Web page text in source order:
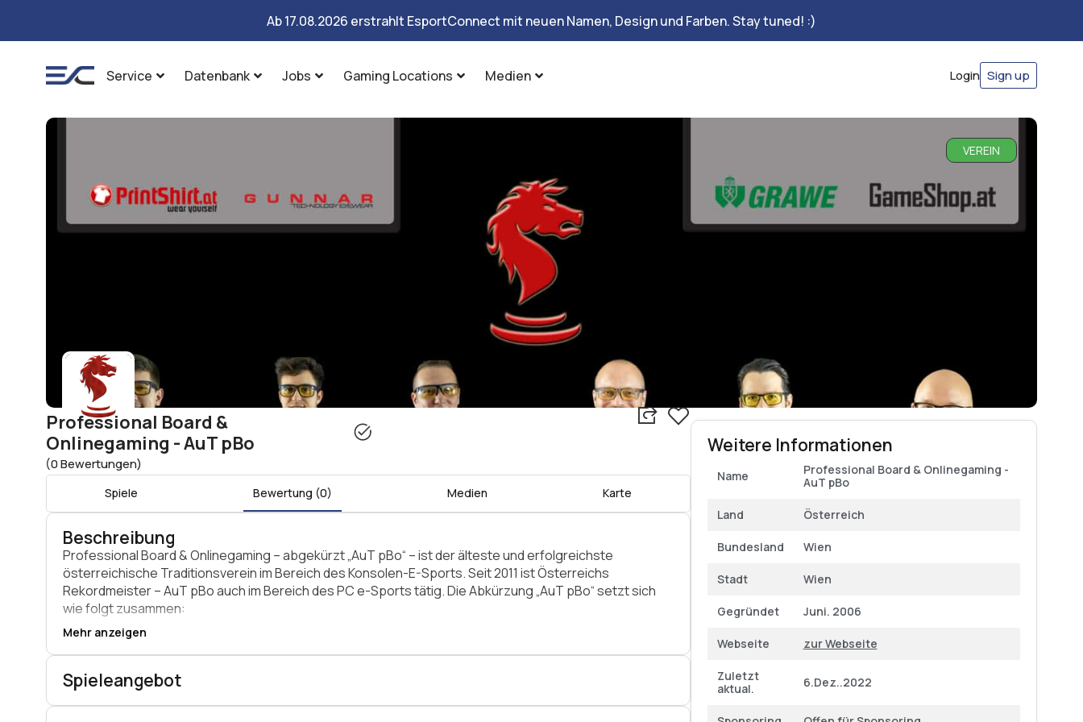
Ab 17.08.2026 erstrahlt EsportConnect mit neuen Namen, Design und Farben. Stay tuned! :)
Service Datenbank Jobs Gaming Locations Medien Login Sign up
VEREIN
Professional Board &
Onlinegaming - AuT pBo
(0 Bewertungen)
Spiele Bewertung (0) Medien Karte
Beschreibung
Professional Board & Onlinegaming – abgekürzt „AuT pBo“ – ist der älteste und erfolgreichste
österreichische Traditionsverein im Bereich des Konsolen-E-Sports. Seit 2011 ist Österreichs
Rekordmeister – AuT pBo auch im Bereich des PC e-Sports tätig. Die Abkürzung „AuT pBo“ setzt sich
wie folgt zusammen:
AuT = steht für unser Land Österreich
Generell engagiert sich AuT pBo für den Aufbau des österreichischen E-Sports und ist daher auch im
Mehr anzeigen
Spieleangebot
Weitere Informationen
Name
Professional Board & Onlinegaming -
AuT pBo
Land Österreich
Bundesland Wien
Stadt Wien
Gegründet Juni. 2006
Webseite zur Webseite
Zuletzt
aktual.
6.Dez..2022